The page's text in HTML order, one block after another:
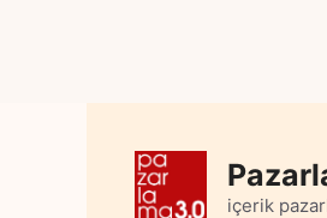
içerik